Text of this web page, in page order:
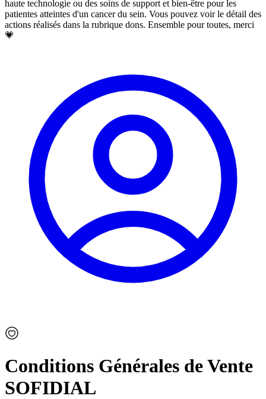
haute technologie ou des soins de support et bien-être pour les
patientes atteintes d'un cancer du sein. Vous pouvez voir le détail des
actions réalisés dans la rubrique dons. Ensemble pour toutes, merci
💗
Conditions Générales de Vente
SOFIDIAL